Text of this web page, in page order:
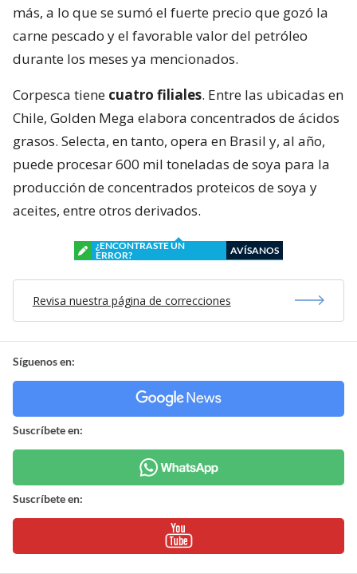
más, a lo que se sumó el fuerte precio que gozó la
carne pescado y el favorable valor del petróleo
durante los meses ya mencionados.
Corpesca tiene cuatro filiales. Entre las ubicadas en
Chile, Golden Mega elabora concentrados de ácidos
grasos. Selecta, en tanto, opera en Brasil y, al año,
puede procesar 600 mil toneladas de soya para la
producción de concentrados proteicos de soya y
aceites, entre otros derivados.
¿ENCONTRASTE UN
ERROR?
AVÍSANOS
Revisa nuestra página de correcciones
Síguenos en:
Suscríbete en:
Suscríbete en: